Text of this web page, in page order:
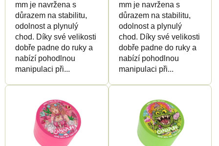
mm je navržena s
důrazem na stabilitu,
odolnost a plynulý
chod. Díky své velikosti
dobře padne do ruky a
nabízí pohodlnou
manipulaci při...
mm je navržena s
důrazem na stabilitu,
odolnost a plynulý
chod. Díky své velikosti
dobře padne do ruky a
nabízí pohodlnou
manipulaci při...